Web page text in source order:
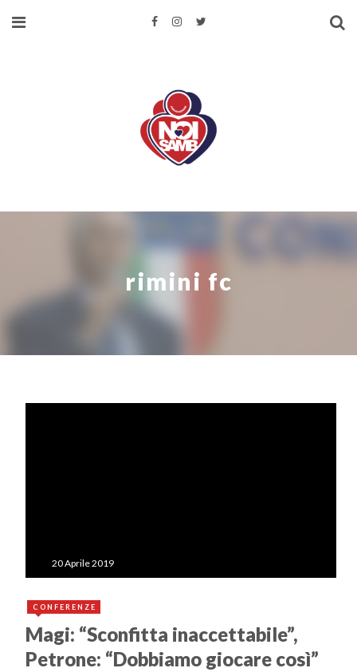
rimini fc
20 Aprile 2019
CONFERENZE
Magi: “Sconfitta inaccettabile”,
Petrone: “Dobbiamo giocare così”